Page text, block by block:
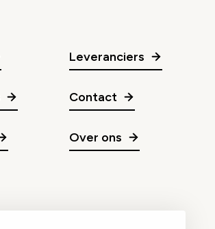
Leveranciers
Contact
Over ons